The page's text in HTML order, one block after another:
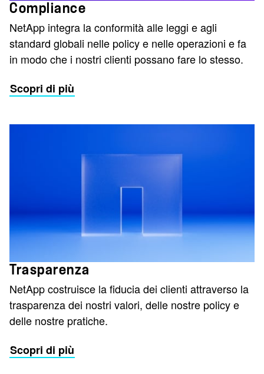
Compliance
NetApp integra la conformità alle leggi e agli
standard globali nelle policy e nelle operazioni e fa
in modo che i nostri clienti possano fare lo stesso.
Scopri di più
Trasparenza
NetApp costruisce la fiducia dei clienti attraverso la
trasparenza dei nostri valori, delle nostre policy e
delle nostre pratiche.
Scopri di più